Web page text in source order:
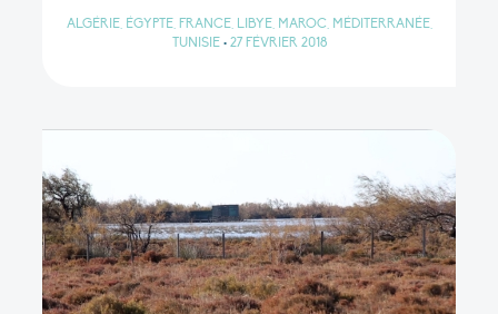
ALGÉRIE, ÉGYPTE, FRANCE, LIBYE, MAROC, MÉDITERRANÉE,
TUNISIE • 27 FÉVRIER 2018